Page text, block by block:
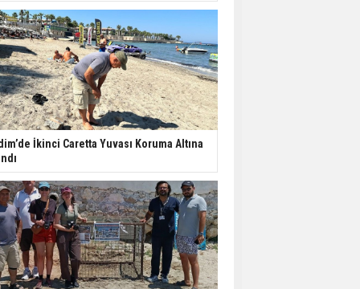
İkinci Caretta Yuvası Koruma Altına